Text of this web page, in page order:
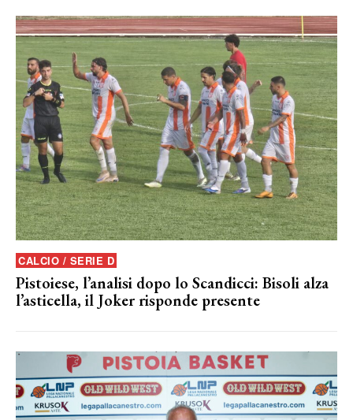
CALCIO / SERIE D
Pistoiese, l’analisi dopo lo Scandicci: Bisoli alza
l’asticella, il Joker risponde presente